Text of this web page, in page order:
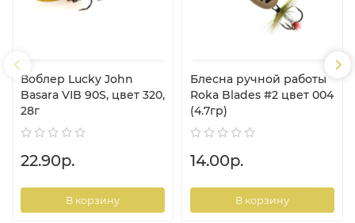
Воблер Lucky John
Basara VIB 90S, цвет 320,
28г
22.90р.
В корзину
Блесна ручной работы
Roka Blades #2 цвет 004
(4.7гр)
14.00р.
В корзину